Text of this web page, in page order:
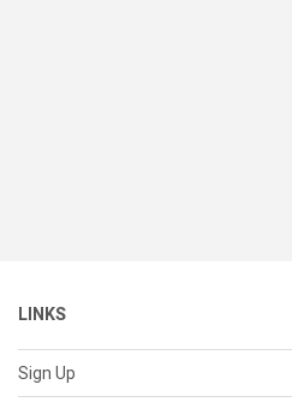
LINKS
Sign Up